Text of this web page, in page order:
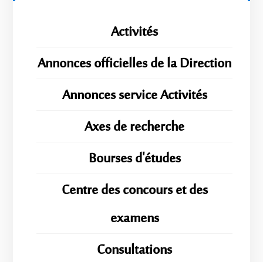
Activités
Annonces officielles de la Direction
Annonces service Activités
Axes de recherche
Bourses d'études
Centre des concours et des
examens
Consultations